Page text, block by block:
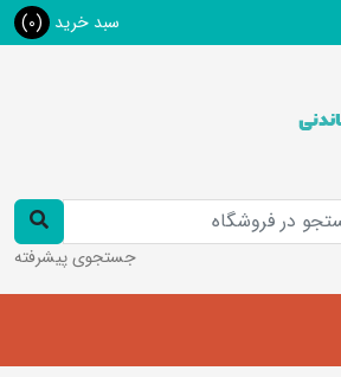
سبد خرید (0)
جستجوی پیشرفته